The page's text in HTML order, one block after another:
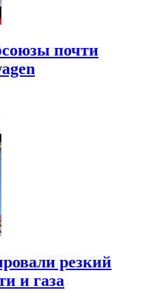
почти
резкий
и газа